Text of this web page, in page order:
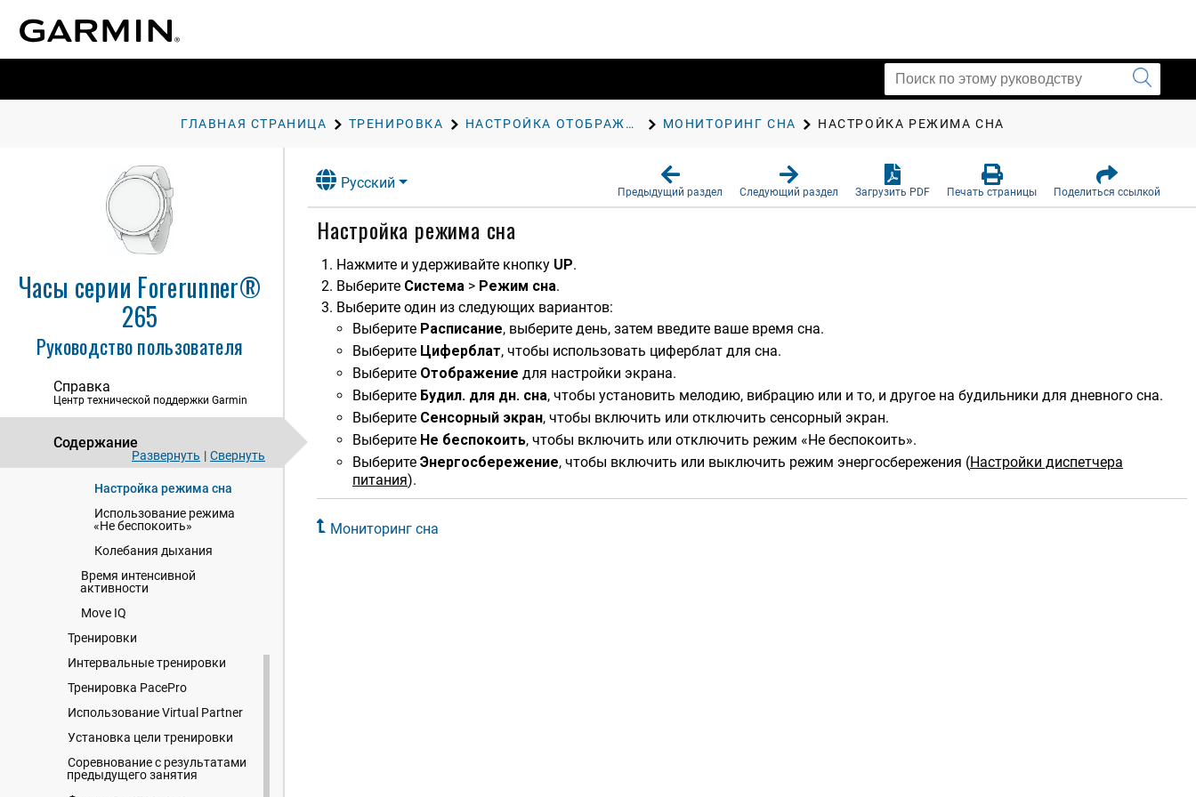
ГЛАВНАЯ СТРАНИЦА ТРЕНИРОВКА НАСТРОЙКА ОТОБРАЖЕНИЯ ДАННЫХ О ЗДОРОВЬЕ И САМОЧУВСТВИИ МОНИТОРИНГ СНА НАСТРОЙКА РЕЖИМА СНА
Часы серии Forerunner®
265
Руководство пользователя
Справка
Центр технической поддержки Garmin
Содержание
Развернуть | Свернуть
Тренировка
Тренировка для соревнования
Объединенный статус
тренировки
Настройка отображения
данных о здоровье и
самочувствии
Напоминание о движении
Мониторинг сна
Использование функции
автоматического
отслеживания сна
Настройка режима сна
Использование режима
«Не беспокоить»
Колебания дыхания
Время интенсивной
активности
Move IQ
Тренировки
Интервальные тренировки
Тренировка PacePro
Использование Virtual Partner
Установка цели тренировки
Соревнование с результатами
предыдущего занятия
Русский
Предыдущий раздел Следующий раздел Загрузить PDF Печать страницы Поделиться ссылкой
Настройка режима сна
Нажмите и удерживайте кнопку UP.
Выберите Система > Режим сна.
Выберите один из следующих вариантов:
Выберите Расписание, выберите день, затем введите ваше время сна.
Выберите Циферблат, чтобы использовать циферблат для сна.
Выберите Отображение для настройки экрана.
Выберите Будил. для дн. сна, чтобы установить мелодию, вибрацию или и то, и другое на будильники для дневного сна.
Выберите Сенсорный экран, чтобы включить или отключить сенсорный экран.
Выберите Не беспокоить, чтобы включить или отключить режим «Не беспокоить».
Выберите Энергосбереже​ние, чтобы включить или выключить режим энергосбережения (Настройки диспетчера
питания).
Мониторинг сна